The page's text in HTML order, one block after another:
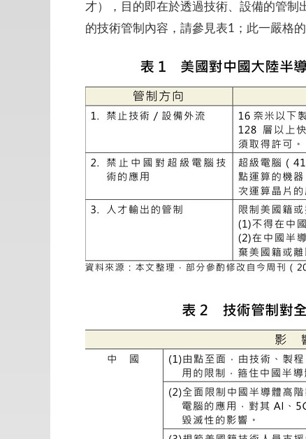
才），目的即在於透過技術、設備的管制
的技術管制內容，請參見表1；此一嚴格